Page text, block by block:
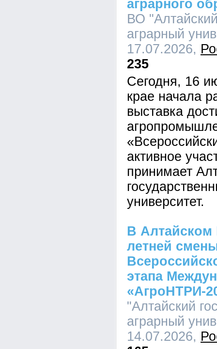
аграрного
ВО
аграрный
17.07.2026,
235
Сегодня, 16
крае начала
выставка
активное
принимает
университет.
В Алтайском
летней
этапа
«АгроНТРИ-
"Алтайский
аграрный
14.07.2026,